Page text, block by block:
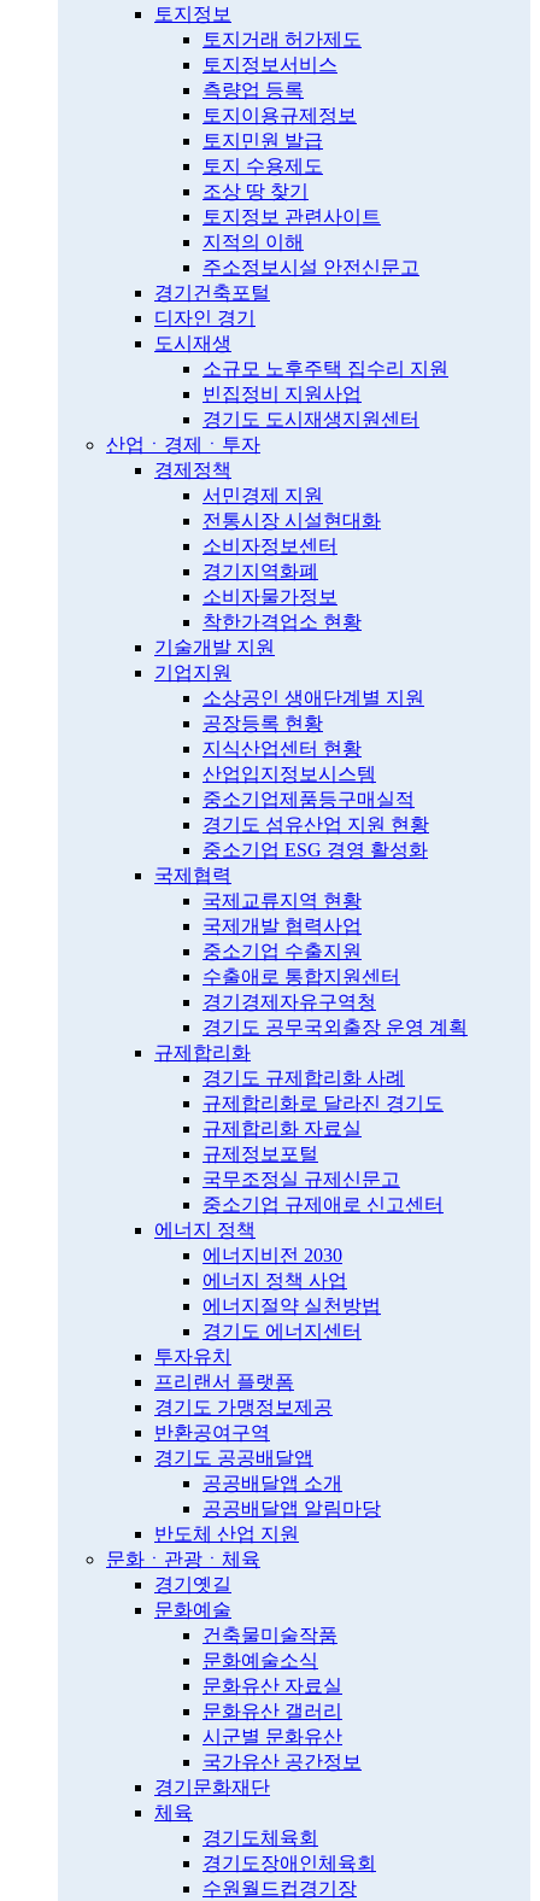
토지정보
토지거래 허가제도
토지정보서비스
측량업 등록
토지이용규제정보
토지민원 발급
토지 수용제도
조상 땅 찾기
토지정보 관련사이트
지적의 이해
주소정보시설 안전신문고
경기건축포털
디자인 경기
도시재생
소규모 노후주택 집수리 지원
빈집정비 지원사업
경기도 도시재생지원센터
산업ㆍ경제ㆍ투자
경제정책
서민경제 지원
전통시장 시설현대화
소비자정보센터
경기지역화폐
소비자물가정보
착한가격업소 현황
기술개발 지원
기업지원
소상공인 생애단계별 지원
공장등록 현황
지식산업센터 현황
산업입지정보시스템
중소기업제품등구매실적
경기도 섬유산업 지원 현황
중소기업 ESG 경영 활성화
국제협력
국제교류지역 현황
국제개발 협력사업
중소기업 수출지원
수출애로 통합지원센터
경기경제자유구역청
경기도 공무국외출장 운영 계획
규제합리화
경기도 규제합리화 사례
규제합리화로 달라진 경기도
규제합리화 자료실
규제정보포털
국무조정실 규제신문고
중소기업 규제애로 신고센터
에너지 정책
에너지비전 2030
에너지 정책 사업
에너지절약 실천방법
경기도 에너지센터
투자유치
프리랜서 플랫폼
경기도 가맹정보제공
반환공여구역
경기도 공공배달앱
공공배달앱 소개
공공배달앱 알림마당
반도체 산업 지원
문화ㆍ관광ㆍ체육
경기옛길
문화예술
건축물미술작품
문화예술소식
문화유산 자료실
문화유산 갤러리
시군별 문화유산
국가유산 공간정보
경기문화재단
체육
경기도체육회
경기도장애인체육회
수원월드컵경기장